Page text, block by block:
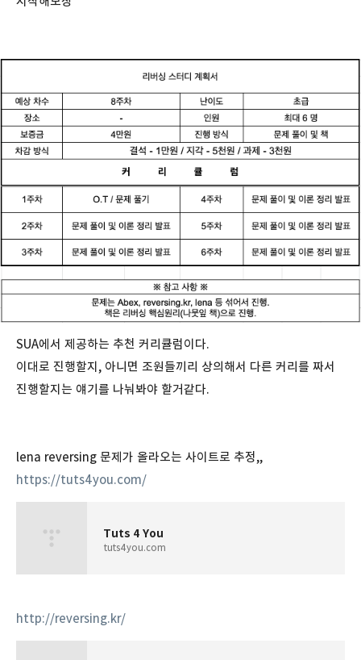
SUA에서 제공하는 추천 커리큘럼이다.
이대로 진행할지, 아니면 조원들끼리 상의해서 다른 커리를 짜서
진행할지는 얘기를 나눠봐야 할거같다.
lena reversing 문제가 올라오는 사이트로 추정,,
https://tuts4you.com/
Tuts 4 You
tuts4you.com
http://reversing.kr/